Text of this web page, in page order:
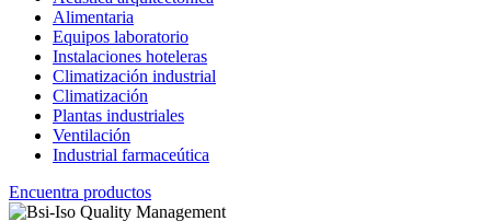
Alimentaria
Equipos laboratorio
Instalaciones hoteleras
Climatización industrial
Climatización
Plantas industriales
Ventilación
Industrial farmaceútica
Encuentra productos